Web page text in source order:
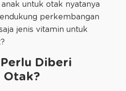
untuk otak nyatanya
perkembangan
jenis vitamin untuk
Diberi
Otak?